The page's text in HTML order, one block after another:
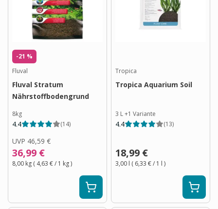
-21 %
Fluval
Fluval Stratum
Nährstoffbodengrund
8kg
4.4 (14)
UVP 46,59 €
36,99 €
8,00 kg ( 4,63 €/ 1 kg)
Tropica
Tropica Aquarium Soil
3 L+1 Variante
4.4 (13)
18,99 €
3,00 l ( 6,33 €/ 1 l )